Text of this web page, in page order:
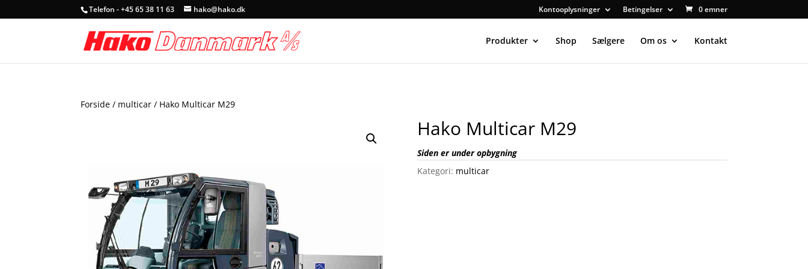
Telefon - +45 65 38 11 63 hako@hako.dk Kontooplysninger Betingelser 0 emner
Produkter Shop Sælgere Om os Kontakt
Forside / multicar / Hako Multicar M29
Hako Multicar M29
Siden er under opbygning
Kategori: multicar